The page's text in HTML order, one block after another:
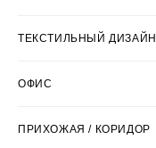
ТЕКСТИЛЬНЫЙ ДИЗАЙН
ОФИС
ПРИХОЖАЯ / КОРИДОР